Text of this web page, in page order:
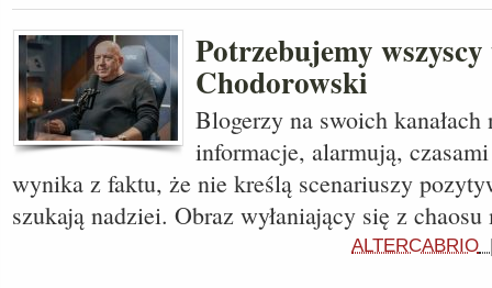
Potrzebujemy
Chodorowski
Blogerzy na swoich
informacje, alarmują,
wynika z faktu, że nie kreślą scenariuszy
szukają nadziei. Obraz wyłaniający się z
ALTERCABRIO